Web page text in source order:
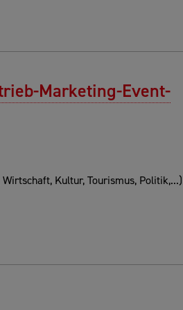
Marketing-Event-
Kultur, Tourismus, Politik,...)